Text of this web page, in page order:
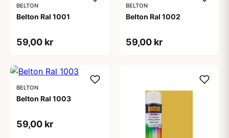
BELTON
Belton Ral 1001
59,00 kr
BELTON
Belton Ral 1002
59,00 kr
BELTON
Belton Ral 1003
59,00 kr